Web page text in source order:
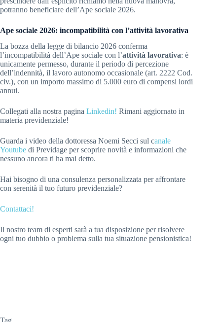
potranno beneficiare dell’Ape sociale 2026.
Ape sociale 2026: incompatibilità con l’attività lavorativa
La bozza della legge di bilancio 2026 conferma
l’incompatibilità dell’Ape sociale con l’attività lavorativa: è
unicamente permesso, durante il periodo di percezione
dell’indennità, il lavoro autonomo occasionale (art. 2222 Cod.
civ.), con un importo massimo di 5.000 euro di compensi lordi
annui.
Collegati alla nostra pagina Linkedin! Rimani aggiornato in
materia previdenziale!
Guarda i video della dottoressa Noemi Secci sul canale
Youtube di Previdage per scoprire novità e informazioni che
nessuno ancora ti ha mai detto.
Hai bisogno di una consulenza personalizzata per affrontare
con serenità il tuo futuro previdenziale?
Contattaci!
Il nostro team di esperti sarà a tua disposizione per risolvere
ogni tuo dubbio o problema sulla tua situazione pensionistica!